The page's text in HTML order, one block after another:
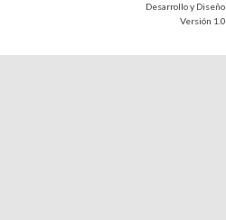
Desarrollo y Diseño
Versión 1.0